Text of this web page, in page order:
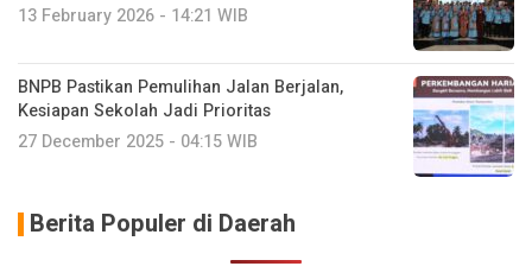
13 February 2026 - 14:21 WIB
BNPB Pastikan Pemulihan Jalan Berjalan,
Kesiapan Sekolah Jadi Prioritas
27 December 2025 - 04:15 WIB
Berita Populer di Daerah